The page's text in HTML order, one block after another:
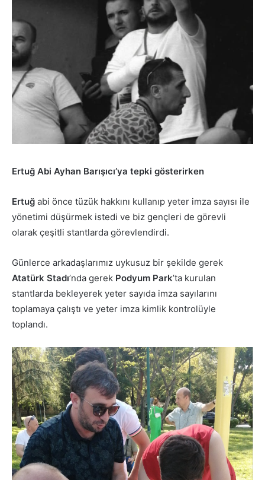
Ertuğ Abi Ayhan Barışıcı’ya tepki gösterirken
Ertuğ abi önce tüzük hakkını kullanıp yeter imza sayısı ile
yönetimi düşürmek istedi ve biz gençleri de görevli
olarak çeşitli stantlarda görevlendirdi.
Günlerce arkadaşlarımız uykusuz bir şekilde gerek
Atatürk Stadı’nda gerek Podyum Park’ta kurulan
stantlarda bekleyerek yeter sayıda imza sayılarını
toplamaya çalıştı ve yeter imza kimlik kontrolüyle
toplandı.